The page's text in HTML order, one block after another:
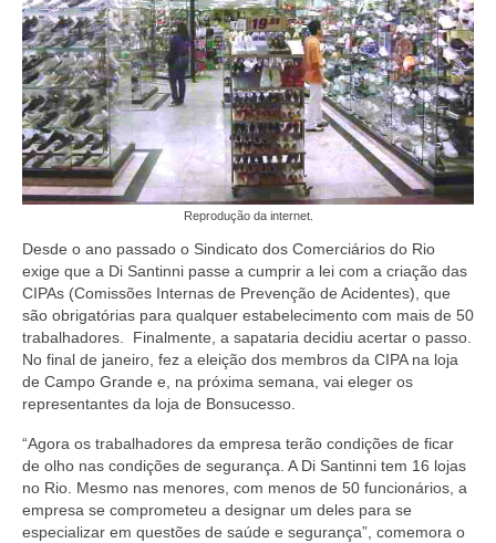
DENÚNCIAS
SERVIÇOS
Acordos e convenções
Cadastro de empresa
Homologações
Jurídico
Declarações
Saúde
Aplicativo Comerciários RJ
CIPA
BENEFÍCIOS
Reprodução da internet.
Desde o ano passado o Sindicato dos Comerciários do Rio
exige que a Di Santinni passe a cumprir a lei com a criação das
CIPAs (Comissões Internas de Prevenção de Acidentes), que
são obrigatórias para qualquer estabelecimento com mais de 50
trabalhadores. Finalmente, a sapataria decidiu acertar o passo.
No final de janeiro, fez a eleição dos membros da CIPA na loja
de Campo Grande e, na próxima semana, vai eleger os
representantes da loja de Bonsucesso.
“Agora os trabalhadores da empresa terão condições de ficar
de olho nas condições de segurança. A Di Santinni tem 16 lojas
no Rio. Mesmo nas menores, com menos de 50 funcionários, a
empresa se comprometeu a designar um deles para se
especializar em questões de saúde e segurança”, comemora o